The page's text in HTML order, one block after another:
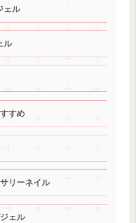
ェル
ル
すめ
リーネイル
ェル